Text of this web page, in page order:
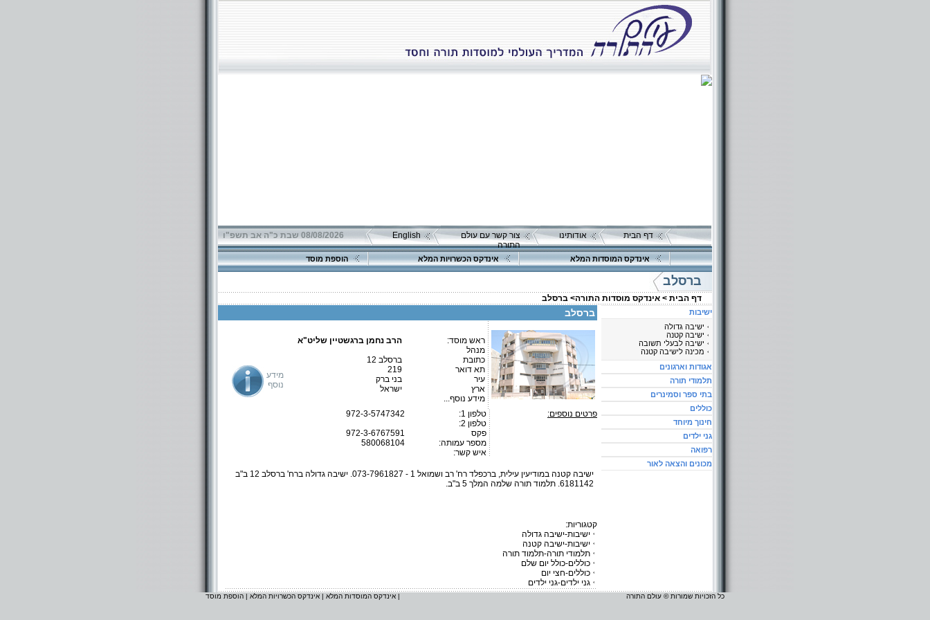
דף הבית אודותינו
צור קשר עם עולם
התורה
English 08/08/2026 שבת כ"ה אב תשפ"ו
אינדקס המוסדות המלא אינדקס הכשרויות המלא הוספת מוסד
ברסלב
דף הבית > אינדקס מוסדות התורה> ברסלב
ברסלב
ראש מוסד:
הרב נחמן ברגשטיין שליט"א
מנהל
כתובת
ברסלב 12
תא דואר
219
עיר
בני ברק
ארץ
ישראל
מידע נוסף...
מידע
נוסף
פרטים נוספים:
טלפון 1:
טלפון 2:
פקס
מספר עמותה:
איש קשר:
972-3-5747342
972-3-6767591
580068104
ישיבה קטנה במודיעין עילית, ברכפלד רח' רב ושמואל 1 - 073-7961827. ישיבה גדולה ברח' ברסלב 12 ב"ב
6181142. תלמוד תורה שלמה המלך 5 ב"ב.
קטגוריות:
ישיבות-ישיבה גדולה
ישיבות-ישיבה קטנה
תלמודי תורה-תלמוד תורה
כוללים-כולל יום שלם
כוללים-חצי יום
גני ילדים-גני ילדים
ישיבות
ישיבה גדולה
ישיבה קטנה
ישיבה לבעלי תשובה
מכינה לישיבה קטנה
אגודות וארגונים
תלמודי תורה
בתי ספר וסמינרים
כוללים
חינוך מיוחד
גני ילדים
רפואה
מכונים והצאה לאור
כל הזכויות שמורות © עולם התורה אינדקס המוסדות המלא | אינדקס הכשרויות המלא | הוספת מוסד |